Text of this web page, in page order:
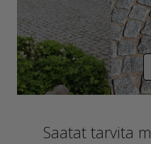
Saatat tarvita